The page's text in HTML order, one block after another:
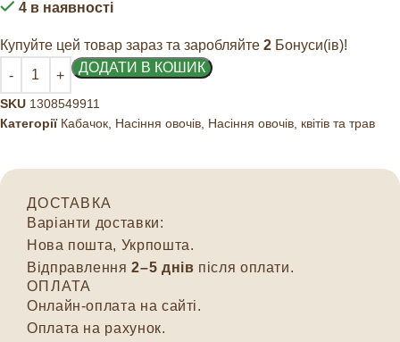
4 в наявності
Купуйте цей товар зараз та заробляйте 2 Бонуси(ів)!
ДОДАТИ В КОШИК
SKU 1308549911
Категорії Кабачок, Насіння овочів, Насіння овочів, квітів та трав
ДОСТАВКА
Варіанти доставки:
Нова пошта, Укрпошта.
Відправлення2–5 днів після оплати.
ОПЛАТА
Онлайн-оплата на сайті.
Оплата на рахунок.